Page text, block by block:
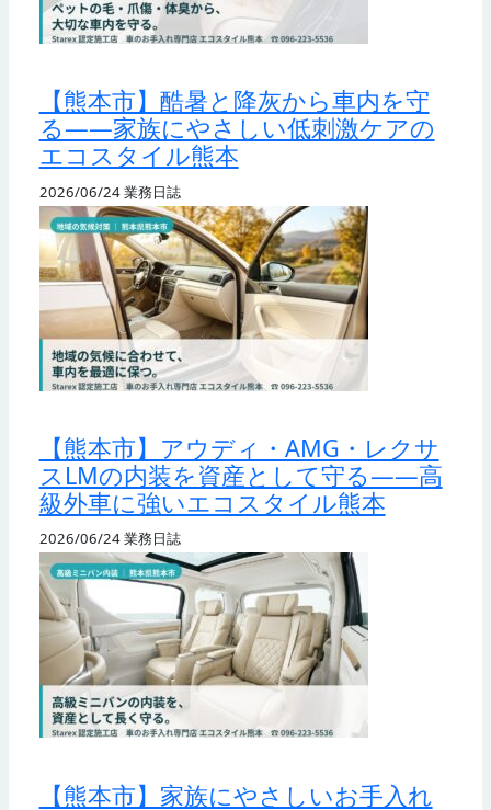
【熊本市】酷暑と降灰から車内を守
る——家族にやさしい低刺激ケアの
エコスタイル熊本
2026/06/24業務日誌
【熊本市】アウディ・AMG・レクサ
スLMの内装を資産として守る——高
級外車に強いエコスタイル熊本
2026/06/24業務日誌
【熊本市】家族にやさしいお手入れ